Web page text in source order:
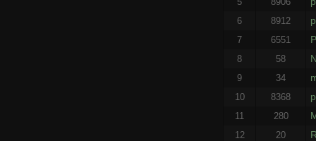
6 8912
7 6551
8 58
9 34
10 8368
11 280
12 20